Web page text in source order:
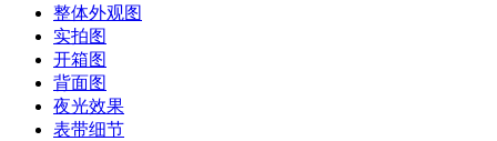
整体外观图
实拍图
开箱图
背面图
夜光效果
表带细节